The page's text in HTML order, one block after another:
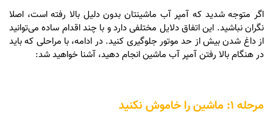
اگر متوجه شدید که آمپر آب ماشینتان بدون دلیل بالا رفته است، اصلا
نگران نباشید. این اتفاق دلایل مختلفی دارد و با چند اقدام ساده می‌توانید
از داغ شدن بیش از حد موتور جلوگیری کنید. در ادامه، با مراحلی که باید
در هنگام بالا رفتن آمپر آب ماشین انجام دهید، آشنا خواهید شد:
مرحله 1: ماشین را خاموش نکنید